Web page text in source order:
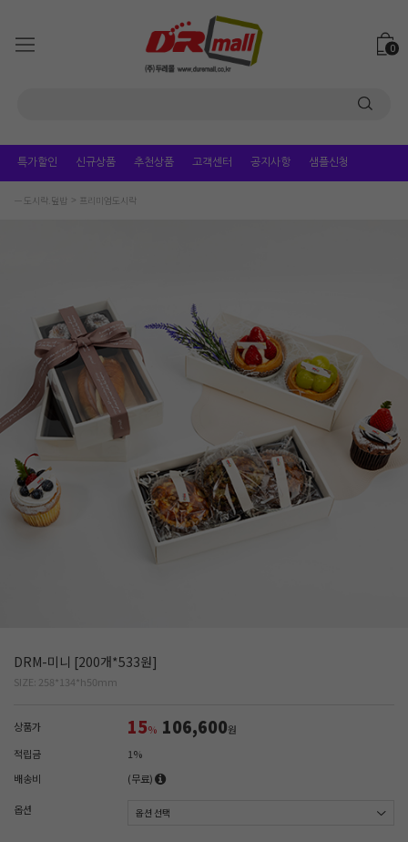
0
특가할인 신규상품 추천상품 고객센터 공지사항 샘플신청
ㅡ 도시락.덮밥 프리미엄도시락
DRM-미니 [200개*533원]
SIZE: 258*134*h50mm
상품가 15% 106,600원
적립금
1%
배송비
(무료)
옵션